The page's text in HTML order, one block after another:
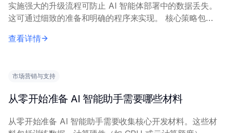
实施强大的升级流程可防止 AI 智能体部署中的数据丢失。
这可通过细致的准备和明确的程序来实现。 核心策略包
查的回滚计划，以及全面的验证检查。关键保...
查看详情
市场营销与支持
从零开始准备 AI 智能助手需要哪些材料
从零开始准备 AI 智能助手需要收集核心开发材料。这些材